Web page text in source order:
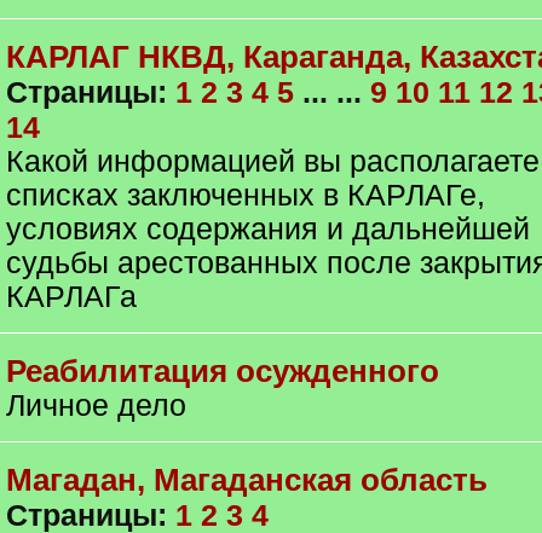
КАРЛАГ НКВД, Караганда,
Страницы: 1 2 3 4 5 ... ... 9 10 11 12
14
Какой информацией вы
списках заключенных в КАРЛАГе,
условиях содержания и дальнейшей
судьбы арестованных после
КАРЛАГа
Реабилитация осужденного
Личное дело
Магадан, Магаданская область
Страницы: 1 2 3 4